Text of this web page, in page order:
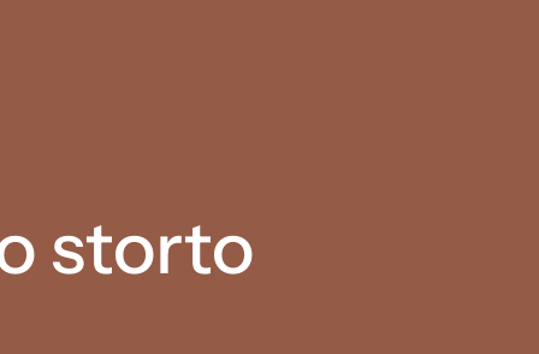
storto